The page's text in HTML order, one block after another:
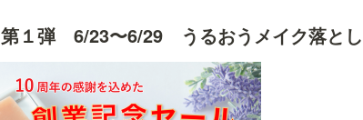
第１弾　6/23〜6/29　うるおうメイク落と